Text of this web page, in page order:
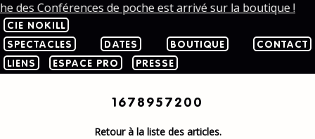
des Conférences de poche est arrivé sur la boutique !
CIE NOKILL
SPECTACLES
DATES BOUTIQUE
CONTACT
LIENS
ESPACE PRO PRESSE
1678957200
Retour à la liste des articles.